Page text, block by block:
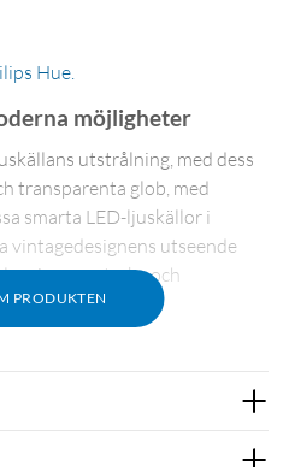
Hue.
PRODUKTEN
möjligheter
utstrålning, med dess
transparenta glob, med
smarta LED-ljuskällor i
vintagedesignens utseende
styrka och
smarta lampfunktioner
)till din smarta belysning så att